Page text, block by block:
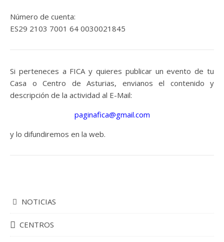
Número de cuenta:
ES29 2103 7001 64 0030021845
Si perteneces a FICA y quieres publicar un evento de tu
Casa o Centro de Asturias, envianos el contenido y
descripción de la actividad al E-Mail:
paginafica@gmail.com
y lo difundiremos en la web.
NOTICIAS
CENTROS